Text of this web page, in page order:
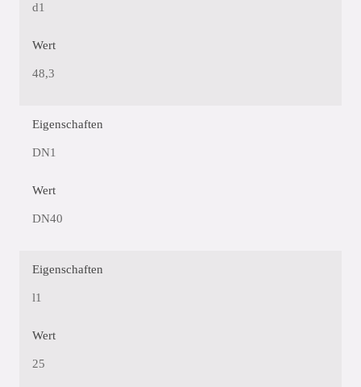
d1
Wert
48,3
Eigenschaften
DN1
Wert
DN40
Eigenschaften
l1
Wert
25